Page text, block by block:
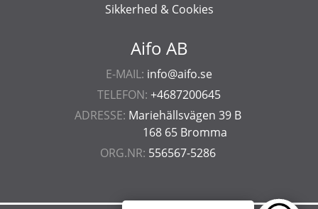
Aifo AB
E-MAIL: info@aifo.se
TELEFON: +4687200645
ADRESSE: Mariehällsvägen 39 B
168 65 Bromma
ORG.NR: 556567-5286
Sikkerhed & Cookies